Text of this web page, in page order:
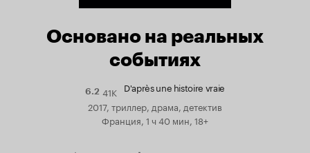
Основано на реальных
событиях
6.2Рейтинг
Кинопоиска
41K D'après une histoire vraie
2017, триллер, драма, детектив
Франция, 1 ч 40 мин, 18+